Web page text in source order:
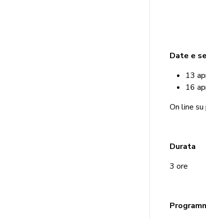
Date e
13
16
On line
Durata
3 ore